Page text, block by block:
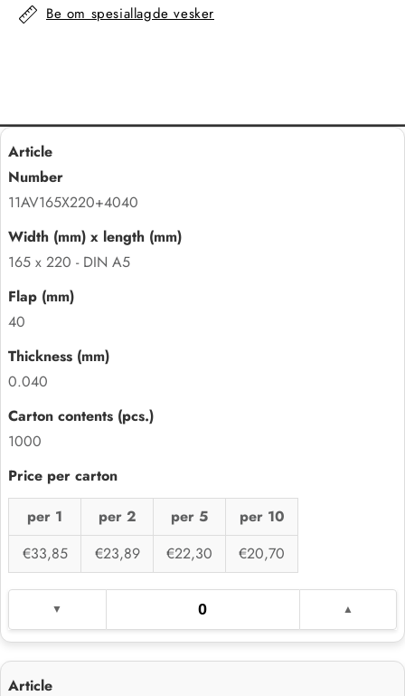
Be om spesiallagde vesker
11AV165X220+4040
165 x 220 - DIN A5
40
0.040
1000
per 1 per 2 per 5
per 10
€33,85
€23,89 €22,30 €20,70